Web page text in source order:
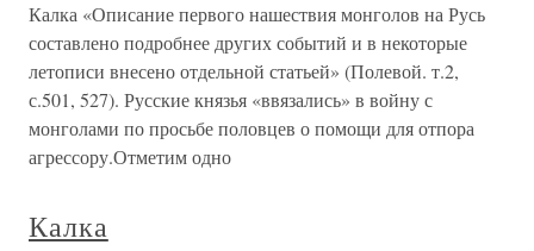
Калка «Описание первого нашествия монголов на Русь
составлено подробнее других событий и в некоторые
летописи внесено отдельной статьей» (Полевой. т.2,
с.501, 527). Русские князья «ввязались» в войну с
монголами по просьбе половцев о помощи для отпора
агрессору.Отметим одно
Калка